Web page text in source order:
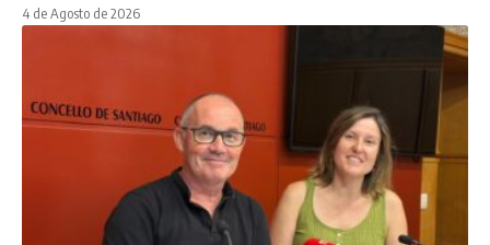
4 de Agosto de 2026